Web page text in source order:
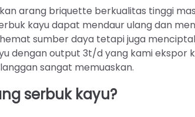
arang briquette berkualitas tinggi
kayu dapat mendaur ulang dan
sumber daya tetapi juga
dengan output 3t/d yang kami ekspor
sangat memuaskan.
serbuk kayu?